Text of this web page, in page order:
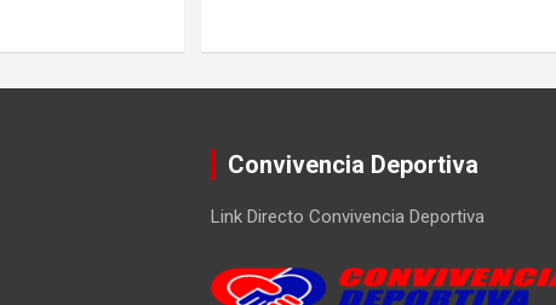
Convivencia Deportiva
Link Directo Convivencia Deportiva